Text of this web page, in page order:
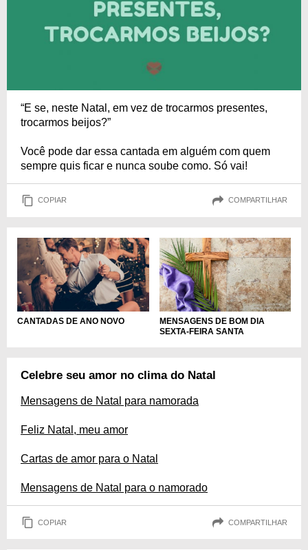
“E se, neste Natal, em vez de trocarmos presentes,
trocarmos beijos?”
Você pode dar essa cantada em alguém com quem
sempre quis ficar e nunca soube como. Só vai!
COPIAR COMPARTILHAR
CANTADAS DE ANO NOVO
MENSAGENS DE BOM DIA
SEXTA-FEIRA SANTA
Celebre seu amor no clima do Natal
Mensagens de Natal para namorada
Feliz Natal, meu amor
Cartas de amor para o Natal
Mensagens de Natal para o namorado
COPIAR COMPARTILHAR